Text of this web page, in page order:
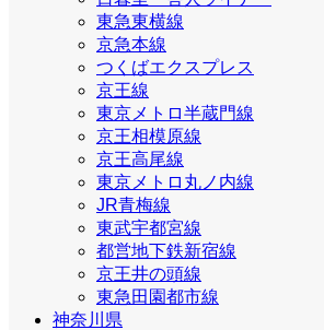
東急東横線
京急本線
つくばエクスプレス
京王線
東京メトロ半蔵門線
京王相模原線
京王高尾線
東京メトロ丸ノ内線
JR青梅線
東武宇都宮線
都営地下鉄新宿線
京王井の頭線
東急田園都市線
神奈川県